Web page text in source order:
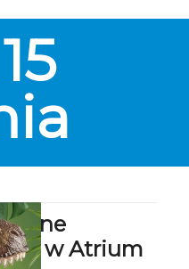
15
w Atrium